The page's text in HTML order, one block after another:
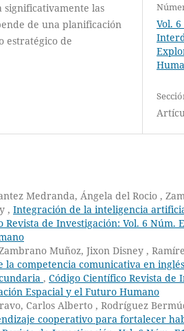
las
de una planificación
estratégico de
Vol.
Medranda, Ángela del Rocio ,
, Integración de la inteligencia
Revista de Investigación: Vol. 6
Muñoz, Jixon Disney ,
la competencia comunicativa en
, Código Científico Revista de
Espacial y el Futuro Humano
Carlos Alberto , Rodríguez
cooperativo para fortalecer